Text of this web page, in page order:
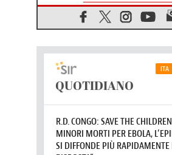
05.08.2026
Santa Maria Maggiore,
la grazia di Dio scende
05.08.2026
I giovani attendono il
Assisi: "I social non
vogliamo cose grandi"
"sentinelle vigili", è la
rendere credibili
05.08.2026
Dal Papa all'udienza